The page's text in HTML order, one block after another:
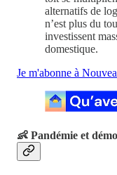
alternatifs de
n’est plus du
investissent
domestique.
Je m'abonne à
👶 Pandémie et